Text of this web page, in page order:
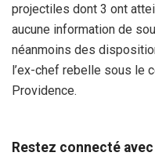
projectiles dont 3 ont
aucune information de
néanmoins des
l’ex-chef rebelle sous le
Providence.
Restez connecté